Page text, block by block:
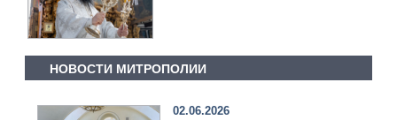
НОВОСТИ МИТРОПОЛИИ
02.06.2026